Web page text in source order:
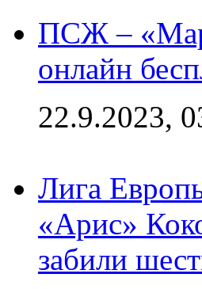
ПСЖ –
онлайн
22.9.2023,
Лига
«Арис»
забили